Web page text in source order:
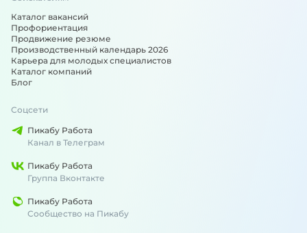
Каталог вакансий
Профориентация
Продвижение резюме
Производственный календарь 2026
Карьера для молодых специалистов
Каталог компаний
Блог
Соцсети
Пикабу Работа
Канал в Телеграм
Пикабу Работа
Группа Вконтакте
Пикабу Работа
Сообщество на Пикабу